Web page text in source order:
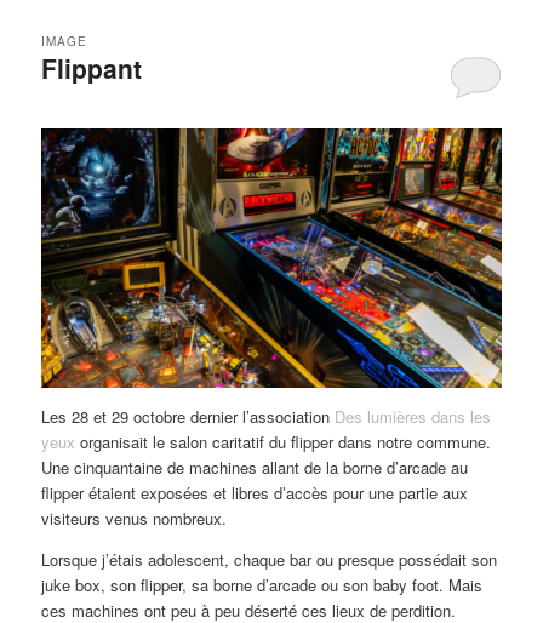
Flippant
IMAGE
Les 28 et 29 octobre dernier l’association Des lumières dans les
yeux organisait le salon caritatif du flipper dans notre commune.
Une cinquantaine de machines allant de la borne d’arcade au
flipper étaient exposées et libres d’accès pour une partie aux
visiteurs venus nombreux.
Lorsque j’étais adolescent, chaque bar ou presque possédait son
juke box, son flipper, sa borne d’arcade ou son baby foot. Mais
ces machines ont peu à peu déserté ces lieux de perdition.